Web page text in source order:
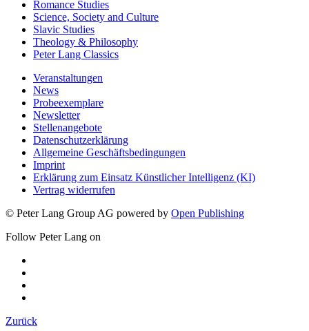
Romance Studies
Science, Society and Culture
Slavic Studies
Theology & Philosophy
Peter Lang Classics
Veranstaltungen
News
Probeexemplare
Newsletter
Stellenangebote
Datenschutzerklärung
Allgemeine Geschäftsbedingungen
Imprint
Erklärung zum Einsatz Künstlicher Intelligenz (KI)
Vertrag widerrufen
© Peter Lang Group AG powered by Open Publishing
Follow Peter Lang on
Zurück